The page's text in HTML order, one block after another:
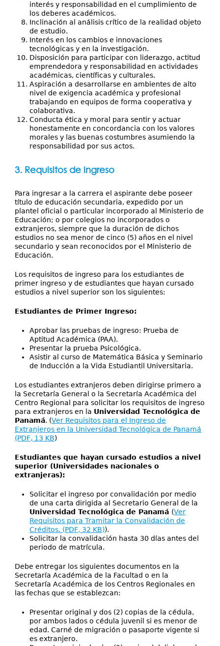
interés y responsabilidad en el cumplimiento de
los deberes académicos.
Inclinación al análisis crítico de la realidad objeto
de estudio.
Interés en los cambios e innovaciones
tecnológicas y en la investigación.
Disposición para participar con liderazgo, actitud
emprendedora y responsabilidad en actividades
académicas, científicas y culturales.
Aspiración a desarrollarse en ambientes de alto
nivel de exigencia académica y profesional
trabajando en equipos de forma cooperativa y
colaborativa.
Conducta ética y moral para sentir y actuar
honestamente en concordancia con los valores
morales y las buenas costumbres asumiendo la
responsabilidad por sus actos.
3. Requisitos de ingreso
Para ingresar a la carrera el aspirante debe poseer
título de educación secundaria, expedido por un
plantel oficial o particular incorporado al Ministerio de
Educación; o por colegios no incorporados o
extranjeros, siempre que la duración de dichos
estudios no sea menor de cinco (5) años en el nivel
secundario y sean reconocidos por el Ministerio de
Educación.
Los requisitos de ingreso para los estudiantes de
primer ingreso y de estudiantes que hayan cursado
estudios a nivel superior son los siguientes:
Estudiantes de Primer Ingreso:
Aprobar las pruebas de ingreso: Prueba de
Aptitud Académica (PAA).
Presentar la prueba Psicológica.
Asistir al curso de Matemática Básica y Seminario
de Inducción a la Vida Estudiantil Universitaria.
Los estudiantes extranjeros deben dirigirse primero a
la Secretaría General o la Secretaría Académica del
Centro Regional para solicitar los requisitos de ingreso
para extranjeros en la Universidad Tecnológica de
Panamá. (Ver Requisitos para el Ingreso de
Extranjeros en la Universidad Tecnológica de Panamá
(PDF, 13 KB)
Estudiantes que hayan cursado estudios a nivel
superior (Universidades nacionales o
extranjeras):
Solicitar el ingreso por convalidación por medio
de una carta dirigida al Secretario General de la
Universidad Tecnológica de Panamá (Ver
Requisitos para Tramitar la Convalidación de
Créditos. (PDF, 32 KB)).
Solicitar la convalidación hasta 30 días antes del
periodo de matrícula.
Debe entregar los siguientes documentos en la
Secretaría Académica de la Facultad o en la
Secretaría Académica de los Centros Regionales en
las fechas que se establezcan:
Presentar original y dos (2) copias de la cédula,
por ambos lados o cédula juvenil si es menor de
edad. Carné de migración o pasaporte vigente si
es extranjero.